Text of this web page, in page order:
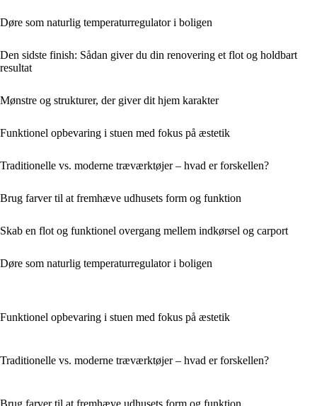
Døre som naturlig temperaturregulator i boligen
Den sidste finish: Sådan giver du din renovering et flot og holdbart
resultat
Mønstre og strukturer, der giver dit hjem karakter
Funktionel opbevaring i stuen med fokus på æstetik
Traditionelle vs. moderne træværktøjer – hvad er forskellen?
Brug farver til at fremhæve udhusets form og funktion
Skab en flot og funktionel overgang mellem indkørsel og carport
Døre som naturlig temperaturregulator i boligen
Funktionel opbevaring i stuen med fokus på æstetik
Traditionelle vs. moderne træværktøjer – hvad er forskellen?
Brug farver til at fremhæve udhusets form og funktion